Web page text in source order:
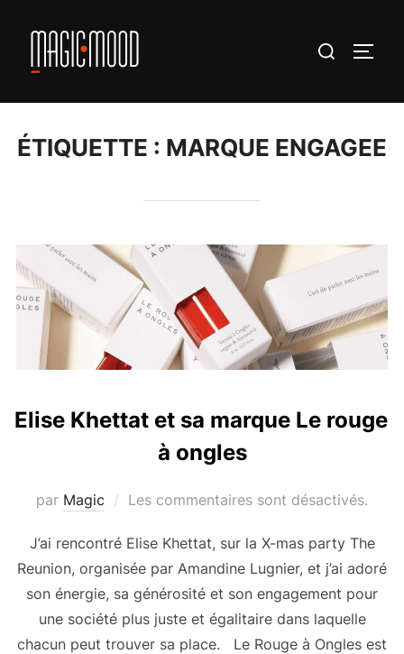
contenu
Rechercher :
ÉTIQUETTE : MARQUE ENGAGEE
Elise Khettat et sa marque Le rouge
à ongles
par Magic Les commentaires sont désactivés.
J’ai rencontré Elise Khettat, sur la X-mas party The
Reunion, organisée par Amandine Lugnier, et j’ai adoré
son énergie, sa générosité et son engagement pour
une société plus juste et égalitaire dans laquelle
chacun peut trouver sa place. Le Rouge à Ongles est